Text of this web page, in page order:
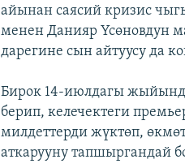
айынан саясий кризис
менен Данияр Үсөновдун
дарегине сын айтуусу да
Бирок 14-июлдагы
берип, келечектеги
милдеттерди жүктөп,
аткарууну тапшыргандай